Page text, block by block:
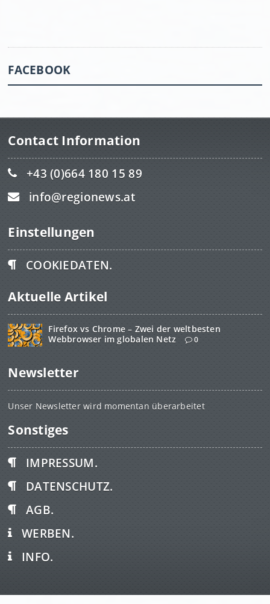
FACEBOOK
Contact Information
+43 (0)664 180 15 89
info@regionews.at
Einstellungen
COOKIEDATEN.
Aktuelle Artikel
Firefox vs Chrome – Zwei der weltbesten
Webbrowser im globalen Netz
0
Newsletter
Unser Newsletter wird momentan überarbeitet
Sonstiges
IMPRESSUM.
DATENSCHUTZ.
AGB.
WERBEN.
INFO.